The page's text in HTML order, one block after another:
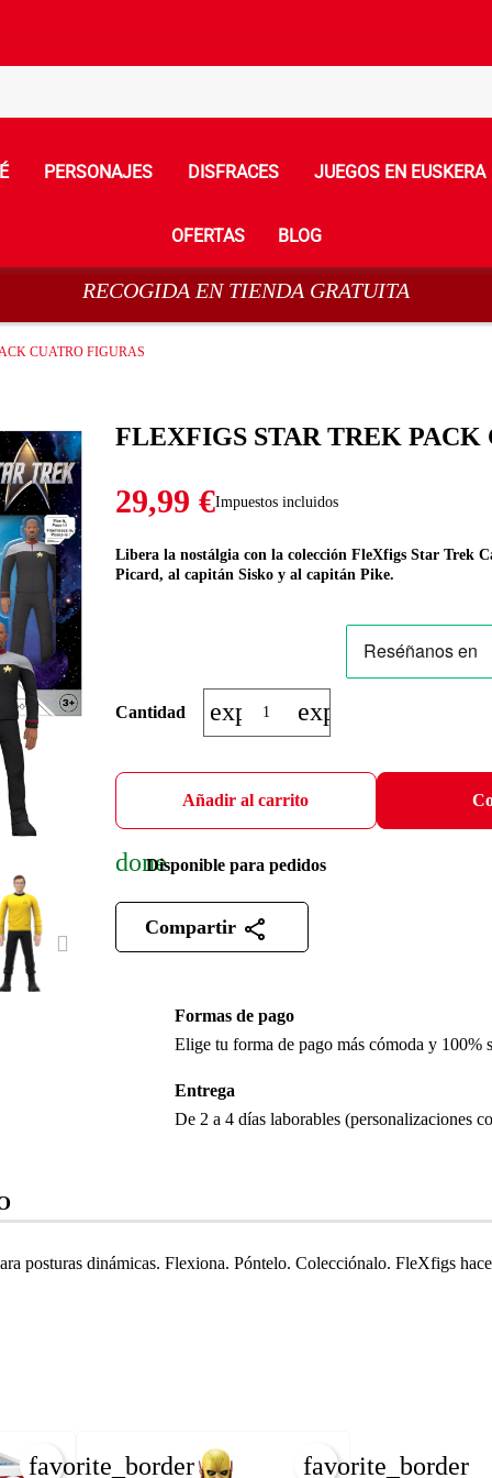
PERSONAJES DISFRACES JUEGOS EN EUSKERA
OFERTAS BLOG
RECOGIDA EN TIENDA GRATUITA
CUATRO FIGURAS
FLEXFIGS STAR TREK PACK
29,99 €Impuestos incluidos
Libera la nostálgia con la colección FleXfigs Star Trek
Picard, al capitán Sisko y al capitán Pike.
Cantidad expand_moreexpand_less
Añadir al carrito
doneDisponible para pedidos
Compartir
Formas de pago
Elige tu forma de pago más cómoda y 100%
Entrega
De 2 a 4 días laborables (personalizaciones
posturas dinámicas. Flexiona. Póntelo. Colecciónalo. FleXfigs
favorite_border favorite_border